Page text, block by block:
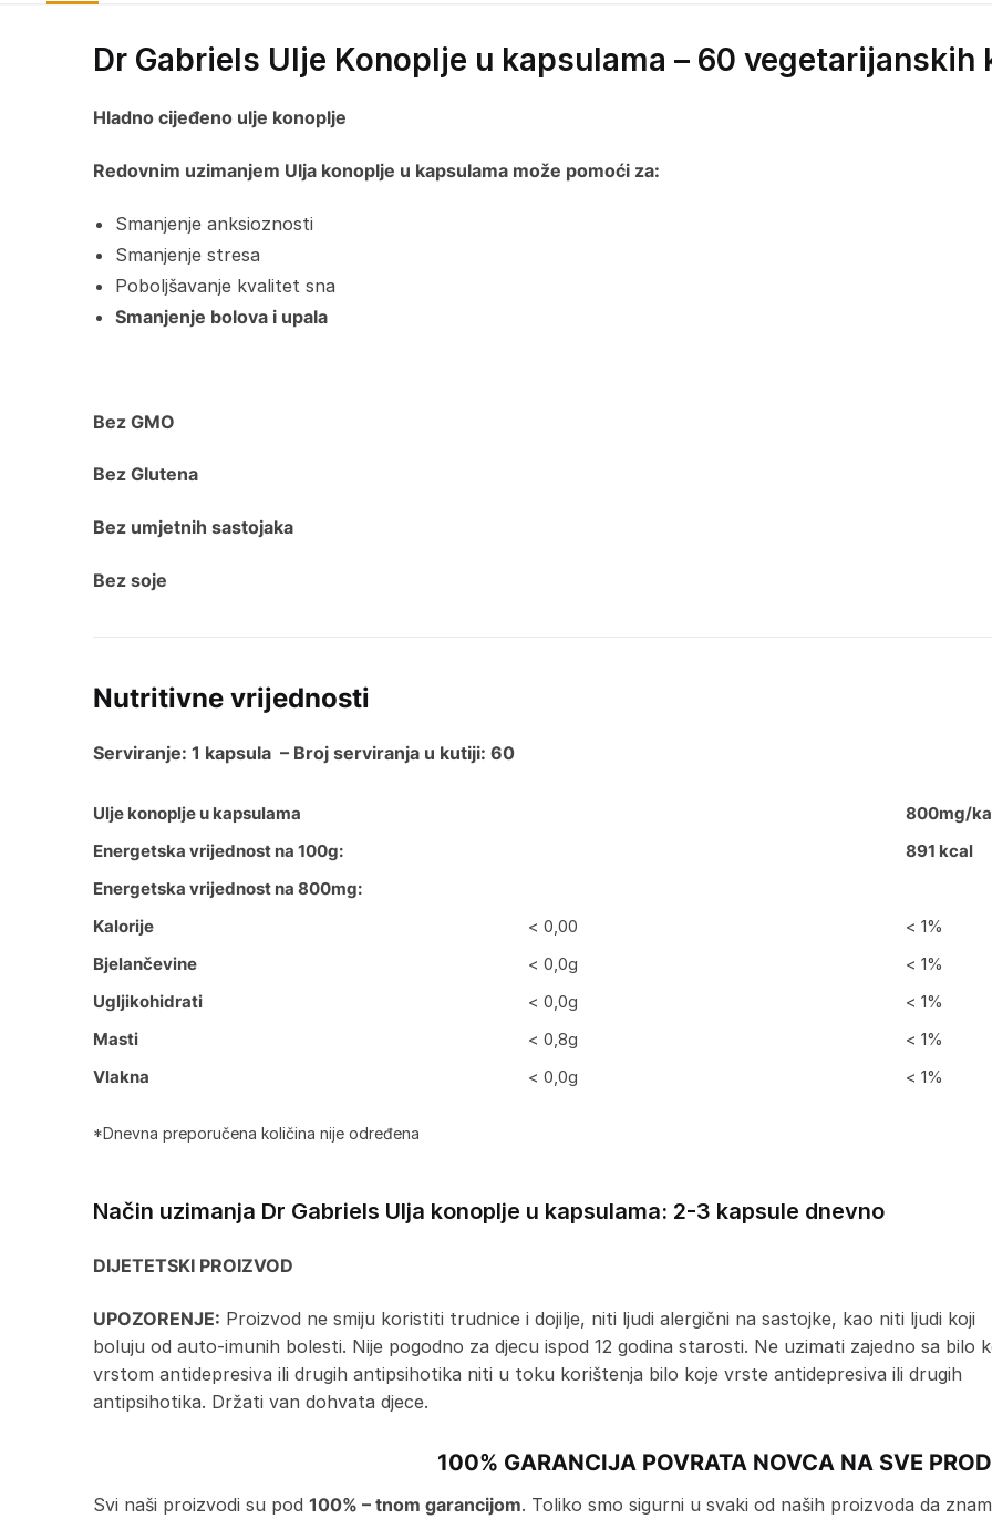
Dr Gabriels Ulje Konoplje u kapsulama – 60 vegetarijanskih
Hladno cijeđeno ulje konoplje
Redovnim uzimanjem Ulja konoplje u kapsulama može pomoći za:
Smanjenje anksioznosti
Smanjenje stresa
Poboljšavanje kvalitet sna
Smanjenje bolova i upala
Bez GMO
Bez Glutena
Bez umjetnih sastojaka
Bez soje
Nutritivne vrijednosti
Serviranje: 1 kapsula – Broj serviranja u kutiji: 60
Ulje konoplje u kapsulama
800mg/
Energetska vrijednost na 100g:
891 kcal
Energetska vrijednost na 800mg:
Kalorije
< 0,00
< 1%
Bjelančevine
< 0,0g
< 1%
Ugljikohidrati
< 0,0g
< 1%
Masti
< 0,8g
< 1%
Vlakna
< 0,0g < 1%
*Dnevna preporučena količina nije određena
Način uzimanja Dr Gabriels Ulja konoplje u kapsulama: 2-3 kapsule dnevno
DIJETETSKI PROIZVOD
UPOZORENJE: Proizvod ne smiju koristiti trudnice i dojilje, niti ljudi alergični na sastojke, kao niti ljudi koji
boluju od auto-imunih bolesti. Nije pogodno za djecu ispod 12 godina starosti. Ne uzimati zajedno sa bilo
vrstom antidepresiva ili drugih antipsihotika niti u toku korištenja bilo koje vrste antidepresiva ili drugih
antipsihotika. Držati van dohvata djece.
100% GARANCIJA POVRATA NOVCA NA SVE
Svi naši proizvodi su pod 100% – tnom garancijom. Toliko smo sigurni u svaki od naših proizvoda da